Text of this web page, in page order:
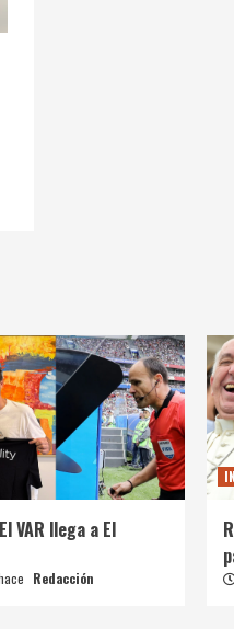
VAR llega a El
Redacción